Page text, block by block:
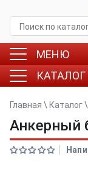
МЕНЮ
Главная \ Каталог\
Анкерный